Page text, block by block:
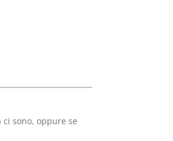
sono, oppure se